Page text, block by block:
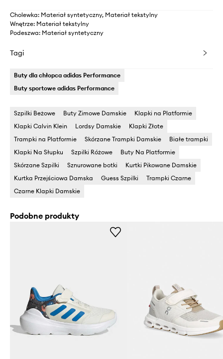
Cholewka: Materiał syntetyczny, Materiał tekstylny
Wnętrze: Materiał tekstylny
Podeszwa: Materiał syntetyczny
Tagi
Buty dla chłopca adidas Performance
Buty sportowe adidas Performance
Szpilki Beżowe Buty Zimowe Damskie
Klapki na Platformie
Klapki Calvin Klein
Lordsy Damskie
Klapki Złote
Trampki na Platformie
Skórzane Trampki Damskie
Białe trampki
Klapki Na Słupku
Szpilki Różowe
Buty Na Platformie
Skórzane Szpilki
Sznurowane botki
Kurtki Pikowane Damskie
Kurtka Przejściowa Damska
Guess Szpilki
Trampki Czarne
Czarne Klapki Damskie
Podobne produkty